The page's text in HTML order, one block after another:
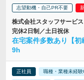
志望動機・自己PR不要
株式会社スタッフサービ
完休2日制／土日祝休
在宅案件多数あり【
9h
正社員 職種・業種未経験